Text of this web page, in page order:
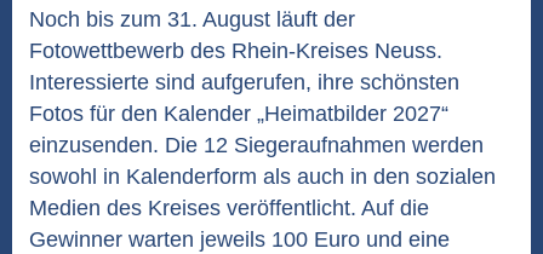
Noch bis zum 31. August läuft der
Fotowettbewerb des Rhein-Kreises Neuss.
Interessierte sind aufgerufen, ihre schönsten
Fotos für den Kalender „Heimatbilder 2027“
einzusenden. Die 12 Siegeraufnahmen werden
sowohl in Kalenderform als auch in den sozialen
Medien des Kreises veröffentlicht. Auf die
Gewinner warten jeweils 100 Euro und eine